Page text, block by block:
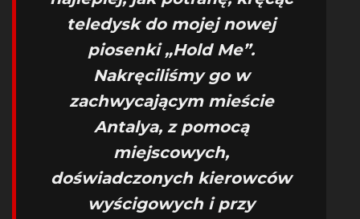
teledysk do mojej nowej
piosenki „Hold Me”.
Nakręciliśmy go w
zachwycającym mieście
Antalya, z pomocą
miejscowych,
doświadczonych kierowców
wyścigowych i przy